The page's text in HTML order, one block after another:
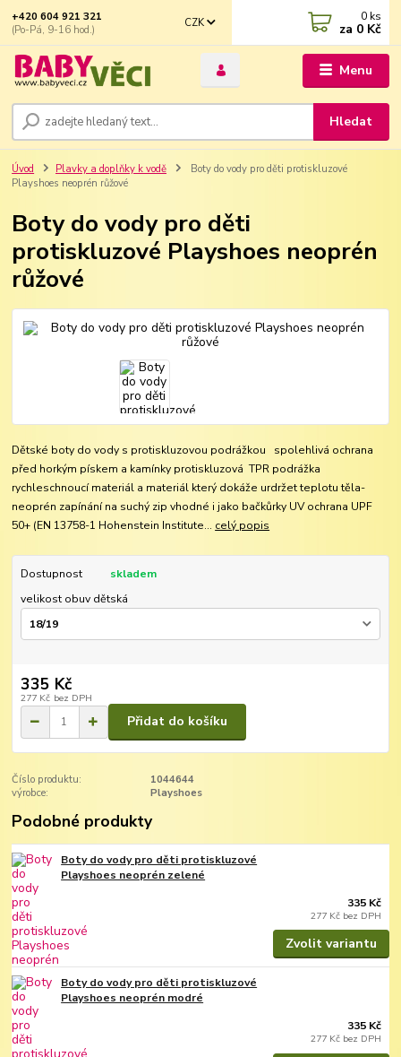
Menu
CZK
Hledat
+420 604 921 321
(Po-Pá, 9-16 hod.)
0 ks
za 0 Kč
Úvod Plavky a doplňky k vodě
Boty do vody pro děti protiskluzové
Playshoes neoprén růžové
Boty do vody pro děti
protiskluzové Playshoes neoprén
růžové
Dětské boty do vody s protiskluzovou podrážkou spolehlivá ochrana
před horkým pískem a kamínky protiskluzová TPR podrážka
rychleschnoucí materiál a materiál který dokáže urdržet teplotu těla-
neoprén zapínání na suchý zip vhodné i jako bačkůrky UV ochrana UPF
50+ (EN 13758-1 Hohenstein Institute... celý popis
Dostupnost
skladem
velikost obuv dětská
335 Kč
277 Kč bez DPH
Přidat do košíku
Číslo produktu:
1044644
výrobce:
Playshoes
Podobné produkty
Boty do vody pro děti protiskluzové
Playshoes neoprén zelené
335 Kč
277 Kč bez DPH
Zvolit variantu
Boty do vody pro děti protiskluzové
Playshoes neoprén modré
335 Kč
277 Kč bez DPH